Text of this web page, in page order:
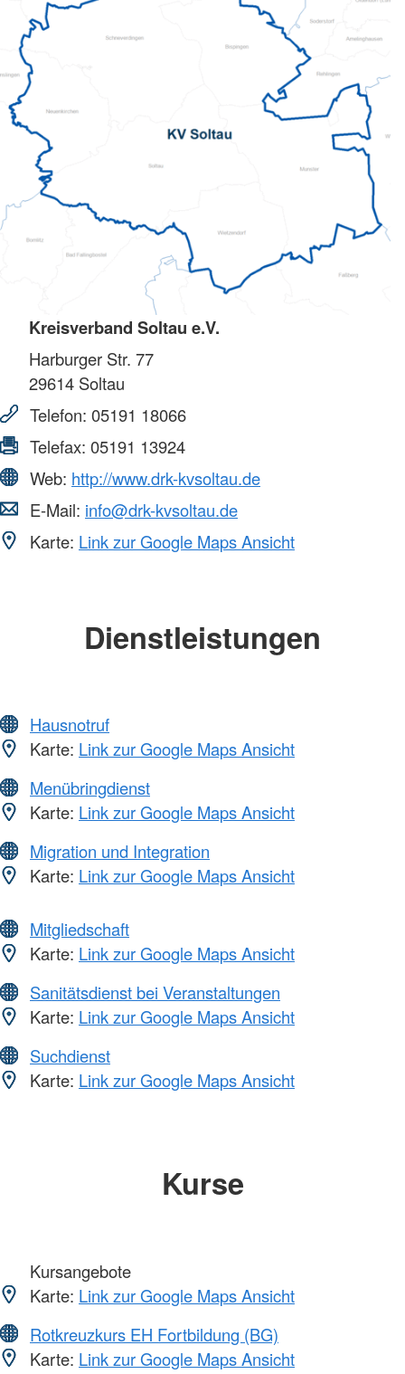
Kreisverband Soltau e.V.
Harburger Str. 77
29614 Soltau
Telefon: 05191 18066
Telefax: 05191 13924
Web: http://www.drk-kvsoltau.de
E-Mail: info@drk-kvsoltau.de
Karte: Link zur Google Maps Ansicht
Dienstleistungen
Hausnotruf
Karte: Link zur Google Maps Ansicht
Menübringdienst
Karte: Link zur Google Maps Ansicht
Migration und Integration
Karte: Link zur Google Maps Ansicht
Mitgliedschaft
Karte: Link zur Google Maps Ansicht
Sanitätsdienst bei Veranstaltungen
Karte: Link zur Google Maps Ansicht
Suchdienst
Karte: Link zur Google Maps Ansicht
Kurse
Kursangebote
Karte: Link zur Google Maps Ansicht
Rotkreuzkurs EH Fortbildung (BG)
Karte: Link zur Google Maps Ansicht